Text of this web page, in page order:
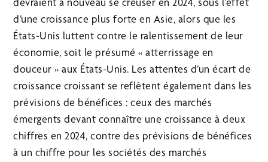
d’une croissance plus forte en Asie, alors que les
États-Unis luttent contre le ralentissement de leur
économie, soit le présumé « atterrissage en
douceur » aux États-Unis. Les attentes d’un écart de
croissance croissant se reflètent également dans les
prévisions de bénéfices : ceux des marchés
émergents devant connaître une croissance à deux
chiffres en 2024, contre des prévisions de bénéfices
à un chiffre pour les sociétés des marchés